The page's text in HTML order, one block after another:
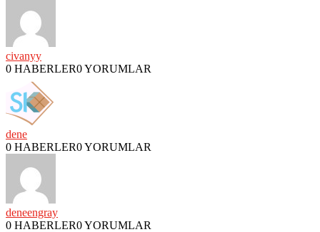
civanyy
0 HABERLER0 YORUMLAR
dene
0 HABERLER0 YORUMLAR
deneengray
0 HABERLER0 YORUMLAR